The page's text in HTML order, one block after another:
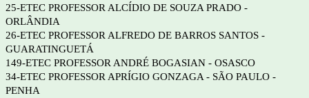
25-ETEC PROFESSOR ALCÍDIO DE SOUZA PRADO -
ORLÂNDIA
26-ETEC PROFESSOR ALFREDO DE BARROS SANTOS -
GUARATINGUETÁ
149-ETEC PROFESSOR ANDRÉ BOGASIAN - OSASCO
34-ETEC PROFESSOR APRÍGIO GONZAGA - SÃO PAULO -
PENHA